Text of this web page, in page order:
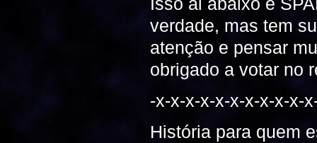
verdade, mas tem
atenção e pensar
obrigado a votar no
-x-x-x-x-x-x-x-x-x-x-
História para quem